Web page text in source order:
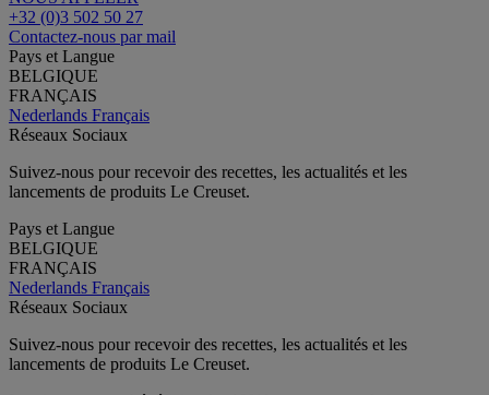
+32 (0)3 502 50 27
Contactez-nous par mail
Pays et Langue
BELGIQUE
FRANÇAIS
Nederlands Français
Réseaux Sociaux
Suivez-nous pour recevoir des recettes, les actualités et les
lancements de produits Le Creuset.
Pays et Langue
BELGIQUE
FRANÇAIS
Nederlands Français
Réseaux Sociaux
Suivez-nous pour recevoir des recettes, les actualités et les
lancements de produits Le Creuset.